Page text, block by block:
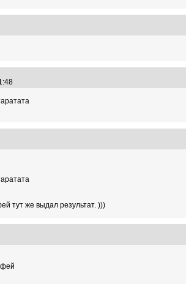
тут же выдал результат. )))